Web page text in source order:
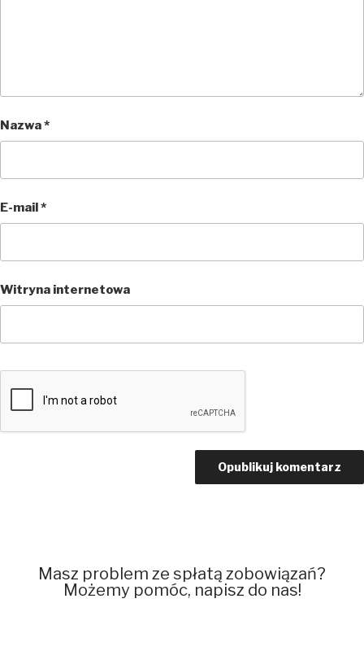
Nazwa*
E-mail*
Witryna internetowa
Masz problem ze spłatą zobowiązań?
Możemy pomóc, napisz do nas!